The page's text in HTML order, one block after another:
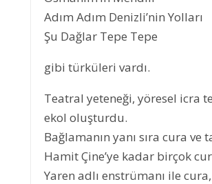
Adım Adım Denizli’nin Yolları
Şu Dağlar Tepe Tepe
gibi türküleri vardı.
Teatral yeteneği, yöresel icra
ekol oluşturdu.
Bağlamanın yanı sıra cura
Hamit Çine’ye kadar birçok
Yaren adlı enstrümanı ile